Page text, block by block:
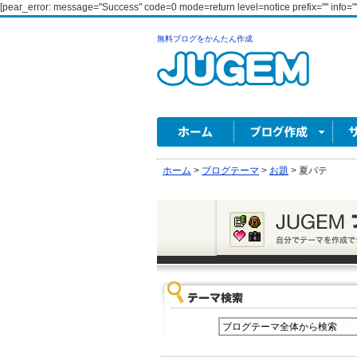
[pear_error: message="Success" code=0 mode=return level=notice prefix=""
無料ブログをかんたん作成
ホーム > ブログテーマ > お題 > 夏バテ